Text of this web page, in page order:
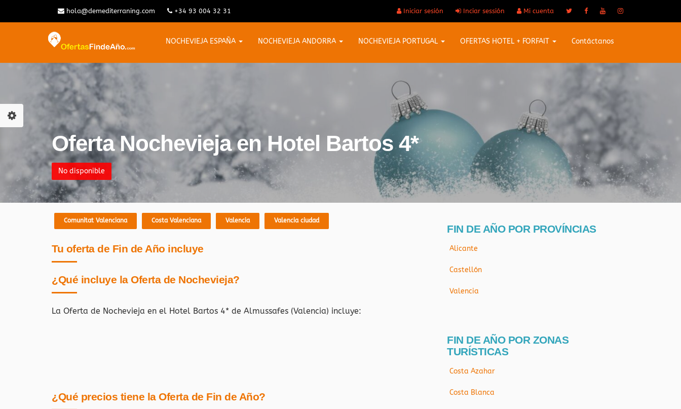
hola@demediterraning.com +34 93 004 32 31 Iniciar sesión Inciar sessión Mi cuenta
NOCHEVIEJA ESPAÑA NOCHEVIEJA ANDORRA NOCHEVIEJA PORTUGAL OFERTAS HOTEL + FORFAIT Contáctanos
Oferta Nochevieja en Hotel Bartos 4*
No disponible
Comunitat Valenciana Costa Valenciana Valencia Valencia ciudad
Tu oferta de Fin de Año incluye
¿Qué incluye la Oferta de Nochevieja?
La Oferta de Nochevieja en el Hotel Bartos 4* de Almussafes (Valencia) incluye:
¿Qué precios tiene la Oferta de Fin de Año?
FIN DE AÑO POR PROVÍNCIAS
Alicante
Castellón
Valencia
FIN DE AÑO POR ZONAS
TURÍSTICAS
Costa Azahar
Costa Blanca